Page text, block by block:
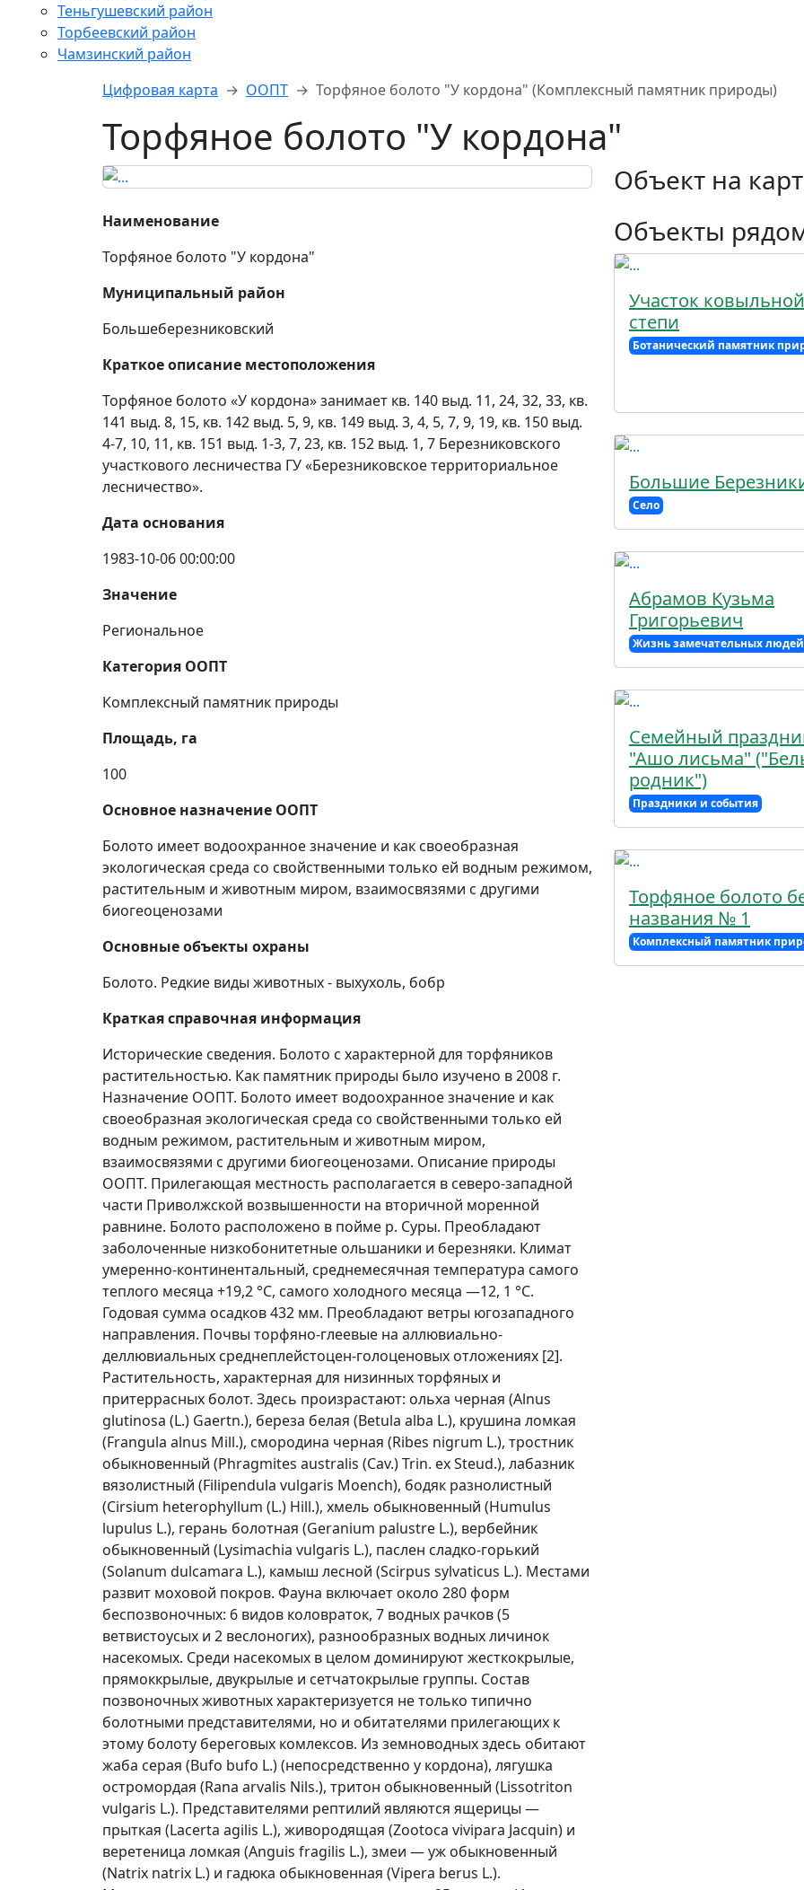
Теньгушевский район
Торбеевский район
Чамзинский район
Цифровая карта
ООПТ Торфяное болото "У кордона" (Комплексный памятник природы)
Торфяное болото "У кордона"
Наименование
Торфяное болото "У кордона"
Муниципальный район
Большеберезниковский
Краткое описание местоположения
Торфяное болото «У кордона» занимает кв. 140 выд. 11, 24, 32, 33, кв.
141 выд. 8, 15, кв. 142 выд. 5, 9, кв. 149 выд. 3, 4, 5, 7, 9, 19, кв. 150 выд.
4-7, 10, 11, кв. 151 выд. 1-3, 7, 23, кв. 152 выд. 1, 7 Березниковского
участкового лесничества ГУ «Березниковское территориальное
лесничество».
Дата основания
1983-10-06 00:00:00
Значение
Региональное
Категория ООПТ
Комплексный памятник природы
Площадь, га
100
Основное назначение ООПТ
Болото имеет водоохранное значение и как своеобразная
экологическая среда со свойственными только ей водным режимом,
растительным и животным миром, взаимосвязями с другими
биогеоценозами
Основные объекты охраны
Болото. Редкие виды животных - выхухоль, бобр
Краткая справочная информация
Исторические сведения. Болото с характерной для торфяников
растительностью. Как памятник природы было изучено в 2008 г.
Назначение ООПТ. Болото имеет водоохранное значение и как
своеобразная экологическая среда со свойственными только ей
водным режимом, растительным и животным миром,
взаимосвязями с другими биогеоценозами. Описание природы
ООПТ. Прилегающая местность располагается в северо-западной
части Приволжской возвышенности на вторичной моренной
равнине. Болото расположено в пойме р. Суры. Преобладают
заболоченные низкобонитетные ольшаники и березняки. Климат
умеренно-континентальный, среднемесячная температура самого
теплого месяца +19,2 °С, самого хо­лодного месяца —12, 1 °С.
Годовая сумма осадков 432 мм. Преобладают ветры юго­западного
направления. Почвы торфяно-глеевые на аллювиально-
деллювиальных среднеплейстоцен-голоценовых отложениях [2].
Растительность, характерная для низинных торфяных и
притеррасных болот. Здесь произрастают: ольха черная (Alnus
glutinosa (L.) Gaertn.), береза белая (Betula alba L.), крушина ломкая
(Frangula alnus Mill.), смородина черная (Ribes nigrum L.), тростник
обыкновенный (Phragmites australis (Cav.) Trin. ex Steud.), лабазник
вязолистный (Filipendula vulgaris Moench), бодяк разнолистный
(Cirsium heterophyllum (L.) Hill.), хмель обыкновенный (Humulus
lupulus L.), герань болотная (Geranium palustre L.), вербейник
обыкновенный (Lysimachia vulgaris L.), паслен сладко-горький
(Solanum dulcamara L.), камыш лесной (Scirpus sylvaticus L.). Местами
развит моховой покров. Фауна включает около 280 форм
беспозвоночных: 6 видов коловраток, 7 водных рачков (5
ветвистоусых и 2 веслоногих), разнообразных водных личинок
насекомых. Среди насекомых в целом доминируют жесткокрылые,
прямоккрылые, двукрылые и сетчатокрылые группы. Состав
позвоночных животных характеризуется не только типично
болотными представителями, но и обитателями прилегающих к
этому болоту береговых комлексов. Из земноводных здесь обитают
жаба серая (Bufo bufo L.) (непосредственно у кордона), лягушка
остромордая (Rana arvalis Nils.), тритон обыкновенный (Lissotriton
vulgaris L.). Представителями рептилий являются ящерицы —
прыткая (Lacerta agilis L.), живородящая (Zootoca vivipara Jacquin) и
веретеница ломкая (Anguis fragilis L.), змеи — уж обыкновенный
(Natrix natrix L.) и гадюка обыкновенная (Vipera berus L.).
Объект на
Объекты
Участок ковыльной
степи
Ботанический памятник
Большие
Село
Абрамов Кузьма
Григорьевич
Жизнь замечательных людей
Семейный
"Ашо лисьма"
родник")
Праздники и события
Торфяное болото
названия № 1
Комплексный памятник